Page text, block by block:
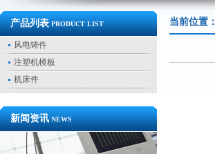
产品列表 PRODUCT LIST
风电铸件
注塑机模板
机床件
新闻资讯 NEWS
当前位置：